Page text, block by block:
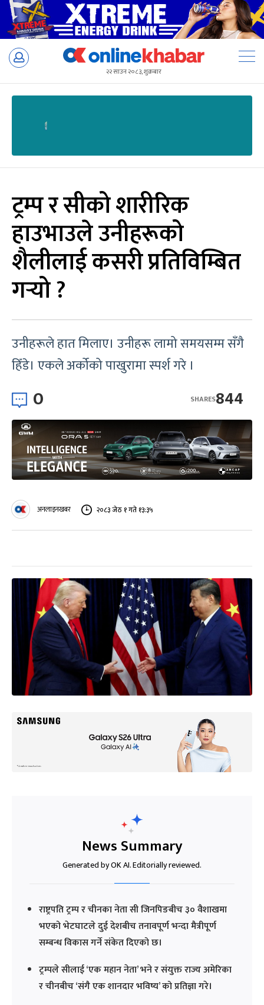
Skip
२२ साउन २०८३, शुक्रबार
ट्रम्प र सीको शारीरिक
हाउभाउले उनीहरूको
शैलीलाई कसरी प्रतिविम्बित
गर्‍यो ?
उनीहरूले हात मिलाए। उनीहरू लामो समयसम्म सँगै
हिँडे। एकले अर्कोको पाखुरामा स्पर्श गरे ।
0 844
SHARES
अनलाइनखबर २०८३ जेठ १ गते १३:३५
News Summary
Generated by OK AI. Editorially reviewed.
राष्ट्रपति ट्रम्प र चीनका नेता सी जिनपिङबीच ३० वैशाखमा
भएको भेटघाटले दुई देशबीच तनावपूर्ण भन्दा मैत्रीपूर्ण
सम्बन्ध विकास गर्ने संकेत दिएको छ।
ट्रम्पले सीलाई ‘एक महान नेता’ भने र संयुक्त राज्य अमेरिका
र चीनबीच ‘संगै एक शानदार भविष्य’ को प्रतिज्ञा गरे।